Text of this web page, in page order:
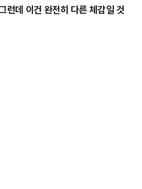
런데 이건 완전히 다른 체감일 것